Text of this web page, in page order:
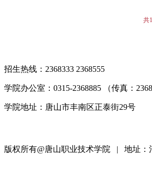
共
招生热线：2368333 2368555
学院办公室：0315-2368885 （传真：
学院地址：唐山市丰南区正泰街29号
版权所有@唐山职业技术学院 | 地址